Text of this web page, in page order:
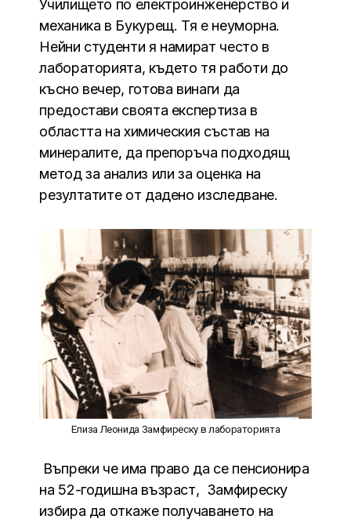
Училището по електроинженерство и
механика в Букурещ. Тя е неуморна.
Нейни студенти я намират често в
лабораторията, където тя работи до
късно вечер, готова винаги да
предостави своята експертиза в
областта на химическия състав на
минералите, да препоръча подходящ
метод за анализ или за оценка на
резултатите от дадено изследване.
Елиза Леонида Замфиреску в лабораторията
Въпреки че има право да се пенсионира
на 52-годишна възраст, Замфиреску
избира да откаже получаването на